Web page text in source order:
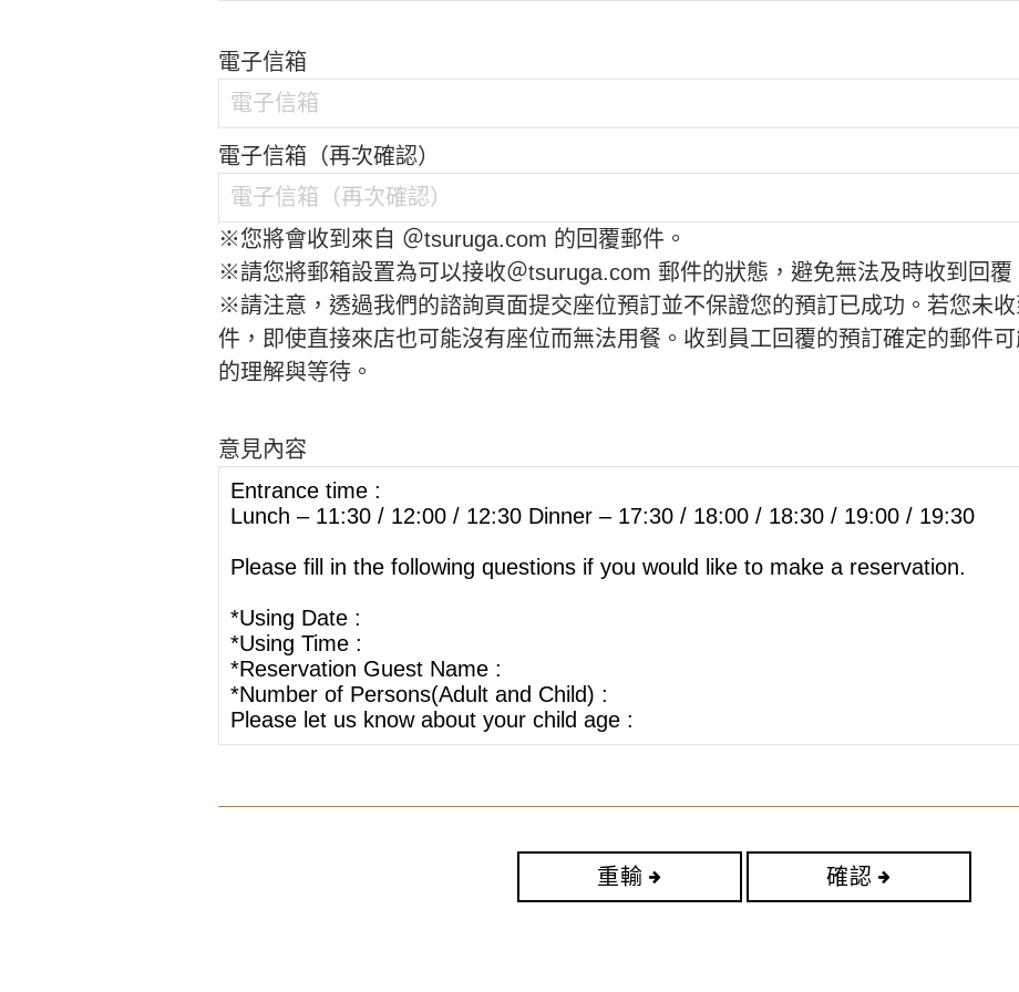
電子信箱
電子信箱（再次確認）
※您將會收到來自 ＠tsuruga.com 的回覆郵件。
※請您將郵箱設置為可以接收＠tsuruga.com 郵件的狀態，避免無法及時收到回覆
※請注意，透過我們的諮詢頁面提交座位預訂並不保證您的預訂已成功。若您未
件，即使直接來店也可能沒有座位而無法用餐。收到員工回覆的預訂確定的郵件
的理解與等待。
意見內容
重輸 確認